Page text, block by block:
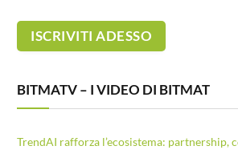
BITMATV – I VIDEO DI BITMAT
TrendAI rafforza l’ecosistema: partnership,